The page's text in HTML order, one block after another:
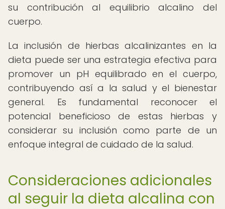
su contribución al equilibrio alcalino del
cuerpo.
La inclusión de hierbas alcalinizantes en la
dieta puede ser una estrategia efectiva para
promover un pH equilibrado en el cuerpo,
contribuyendo así a la salud y el bienestar
general. Es fundamental reconocer el
potencial beneficioso de estas hierbas y
considerar su inclusión como parte de un
enfoque integral de cuidado de la salud.
Consideraciones adicionales
al seguir la dieta alcalina con